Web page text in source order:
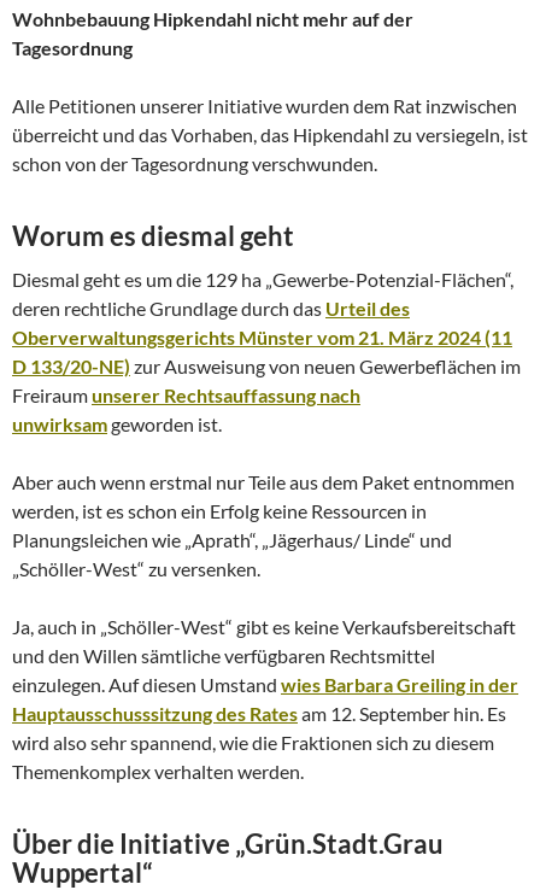
Wohnbebauung Hipkendahl nicht mehr auf der
Tagesordnung
Alle Petitionen unserer Initiative wurden dem Rat inzwischen
überreicht und das Vorhaben, das Hipkendahl zu versiegeln, ist
schon von der Tagesordnung verschwunden.
Worum es diesmal geht
Diesmal geht es um die 129 ha „Gewerbe-Potenzial-Flächen“,
deren rechtliche Grundlage durch das Urteil des
Oberverwaltungsgerichts Münster vom 21. März 2024 (11
D 133/20-NE) zur Ausweisung von neuen Gewerbeflächen im
Freiraumunserer Rechtsauffassung nach
unwirksamgeworden ist.
Aber auch wenn erstmal nur Teile aus dem Paket entnommen
werden, ist es schon ein Erfolg keine Ressourcen in
Planungsleichen wie „Aprath“, „Jägerhaus/ Linde“ und
„Schöller-West“ zu versenken.
Ja, auch in „Schöller-West“ gibt es keine Verkaufsbereitschaft
und den Willen sämtliche verfügbaren Rechtsmittel
einzulegen. Auf diesen Umstand wies Barbara Greiling in der
Hauptausschusssitzung des Ratesam 12. September hin. Es
wird also sehr spannend, wie die Fraktionen sich zu diesem
Themenkomplex verhalten werden.
Über die Initiative „Grün.Stadt.Grau
Wuppertal“